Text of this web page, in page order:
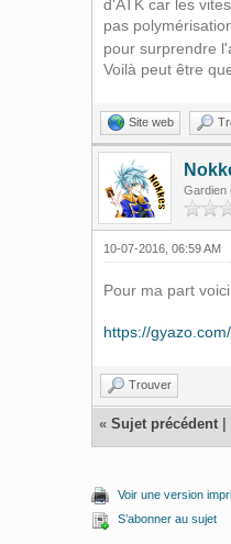
d'ATK car les
pas
pour surprendre
Voilà peut être
Site web
Gardien
10-07-2016, 06:59 AM
Pour ma part
https://
Trouver
« Sujet précédent|
Voir une version
S’abonner au sujet